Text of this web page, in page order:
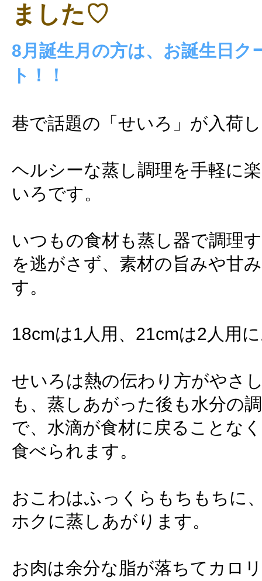
ました♡
8月誕生月の方は、お誕生日ク
ト！！
巷で話題の「せいろ」が入荷
ヘルシーな蒸し調理を手軽に
いろです。
いつもの食材も蒸し器で調理
を逃がさず、素材の旨みや甘
す。
18cmは1人用、21cmは2人用
せいろは熱の伝わり方がやさ
も、蒸しあがった後も水分の
で、水滴が食材に戻ることな
食べられます。
おこわはふっくらもちもちに
ホクに蒸しあがります。
お肉は余分な脂が落ちてカロ